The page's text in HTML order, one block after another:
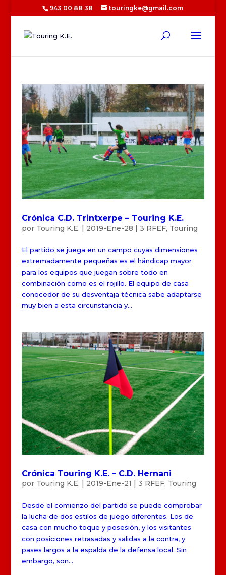
943 00 88 38 touringke@gmail.com
Crónica C.D. Trintxerpe – Touring K.E.
por Touring K.E. | 2019-Ene-28 | 3 RFEF, Touring
El partido se juega en un campo cuyas dimensiones
extremadamente pequeñas es el hándicap mayor
para los equipos que juegan sobre todo en
combinación como es el rojillo. El equipo de casa
conocedor de su desventaja técnica sabe adaptarse
muy bien a esta circunstancia y...
Crónica Touring K.E. – C.D. Hernani
por Touring K.E. | 2019-Ene-21 | 3 RFEF, Touring
Desde el comienzo del partido se puede comprobar
la lucha de dos estilos de juego diferentes. Los de
casa con mucho toque y posesión, y los visitantes
con posiciones retrasadas y salidas a la contra, y
pases largos a la espalda de la defensa local. Sin
embargo, son...